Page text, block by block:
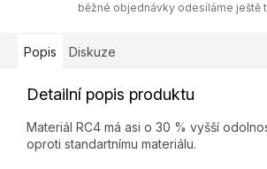
běžné objednávky odesíláme ještě
Popis Diskuze
Detailní popis produktu
Materiál RC4 má asi o 30 % vyšší
oproti standartnímu materiálu.